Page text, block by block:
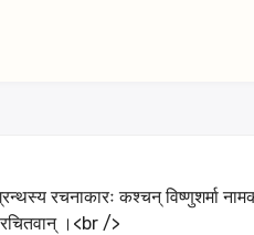
रचनाकारः कश्चन् विष्णुशर्मा
।<br />